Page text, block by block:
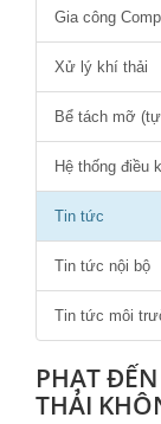
Gia công
Xử lý khí thải
Bể tách mỡ
Hệ thống điều
Tin tức
Tin tức nội bộ
Tin tức môi
PHẠT
THẢI